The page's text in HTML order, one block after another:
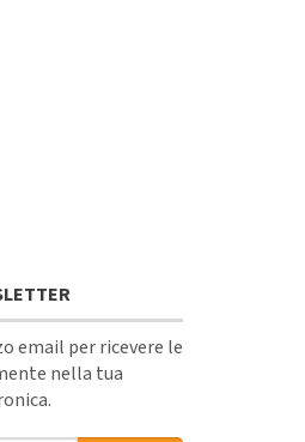
email per ricevere le
nella tua